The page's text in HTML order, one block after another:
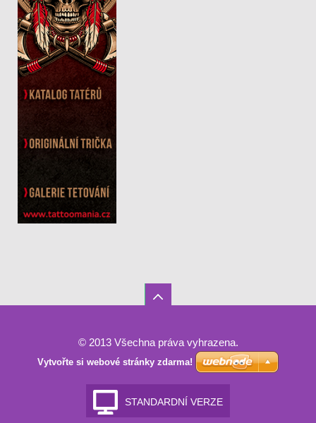
© 2013 Všechna práva vyhrazena.
Vytvořte si webové stránky zdarma!
STANDARDNÍ VERZE